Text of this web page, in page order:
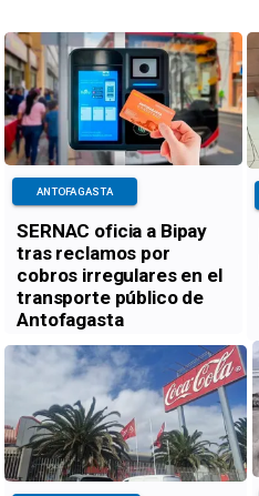
SERNAC oficia a Bipay
tras reclamos por
cobros irregulares en el
transporte público de
Antofagasta
ANTOFAGASTA